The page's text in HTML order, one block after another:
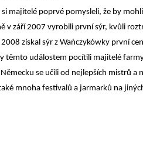
si majitelé poprvé pomysleli, že by
v září 2007 vyrobili první sýr, kvůli
získal sýr z Wańczykówky první
těmto událostem pocítili majitelé
se učili od nejlepších mistrů a
mnoha festivalů a jarmarků na